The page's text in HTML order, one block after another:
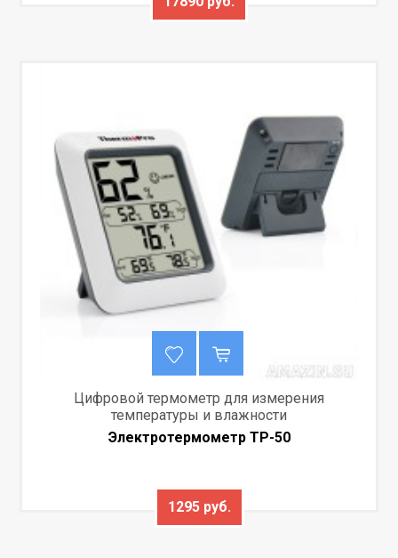
Цифровой термометр для измерения
температуры и влажности
Электротермометр TP-50
1295 руб.